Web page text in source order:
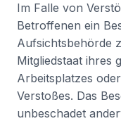
Im Falle von
Betroffenen ein
Aufsichtsbehörde
Mitgliedstaat ihres
Arbeitsplatzes
Verstoßes. Das
unbeschadet